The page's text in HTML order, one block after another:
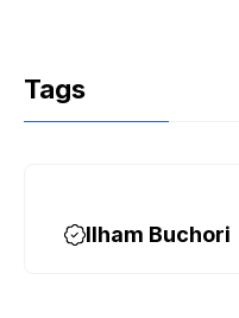
Tags
Ilham Buchori